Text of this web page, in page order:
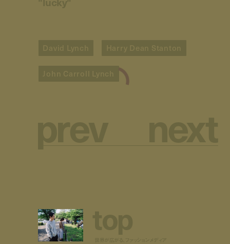
David Lynch Harry Dean Stanton
John Carroll Lynch
prev next
top
世界が広がる、ファッションメディア